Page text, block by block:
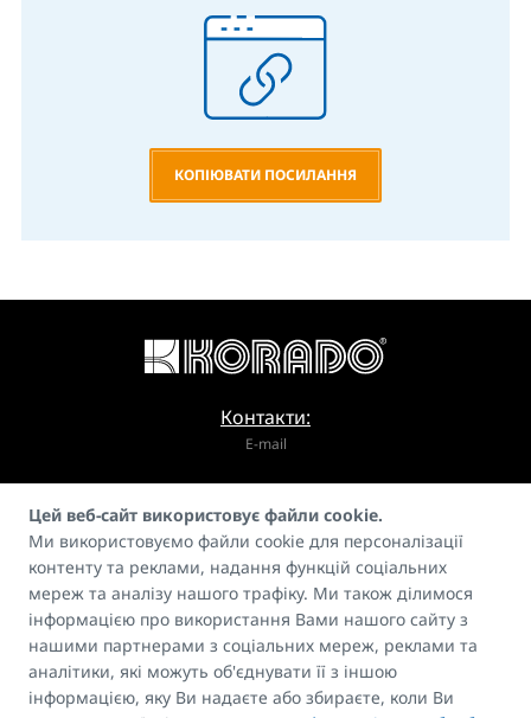
КОПІЮВАТИ ПОСИЛАННЯ
Контакти:
E-mail
Гід
FAQ
Цей веб-сайт використовує файли cookie.
Ми використовуємо файли cookie для персоналізації
контенту та реклами, надання функцій соціальних
мереж та аналізу нашого трафіку. Ми також ділимося
інформацією про використання Вами нашого сайту з
нашими партнерами з соціальних мереж, реклами та
аналітики, які можуть об'єднувати її з іншою
інформацією, яку Ви надаєте або збираєте, коли Ви